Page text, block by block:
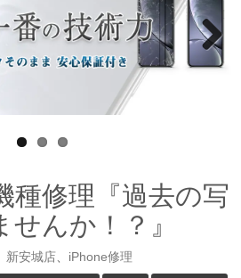
Next
種修理『過去の写
んか！？』
新安城店 iPhone修理